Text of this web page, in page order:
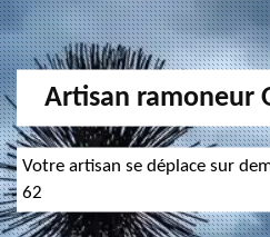
Artisan ramoneur
Votre artisan se déplace sur
62